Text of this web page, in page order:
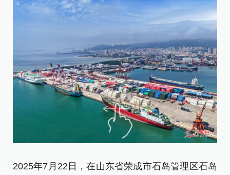
2025年7月22日，在山东省荣成市石岛管理区石岛